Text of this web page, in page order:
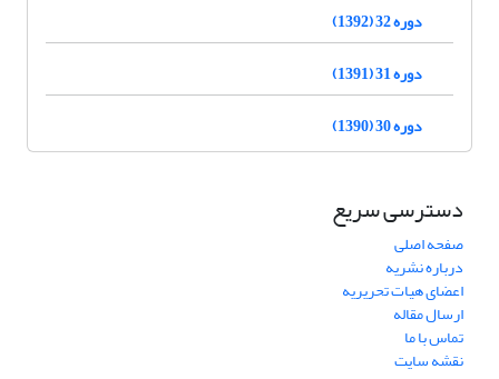
دوره 32 (1392)
دوره 31 (1391)
دوره 30 (1390)
دسترسی سریع
صفحه اصلی
درباره نشریه
اعضای هیات تحریریه
ارسال مقاله
تماس با ما
نقشه سایت